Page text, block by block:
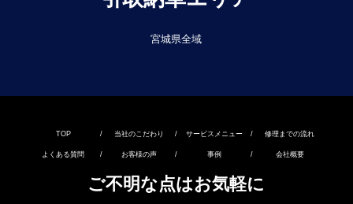
宮城県全域
TOP / 当社のこだわり / サービスメニュー / 修理までの流れ
よくある質問 / お客様の声 / 事例 / 会社概要
ご不明な点はお気軽に